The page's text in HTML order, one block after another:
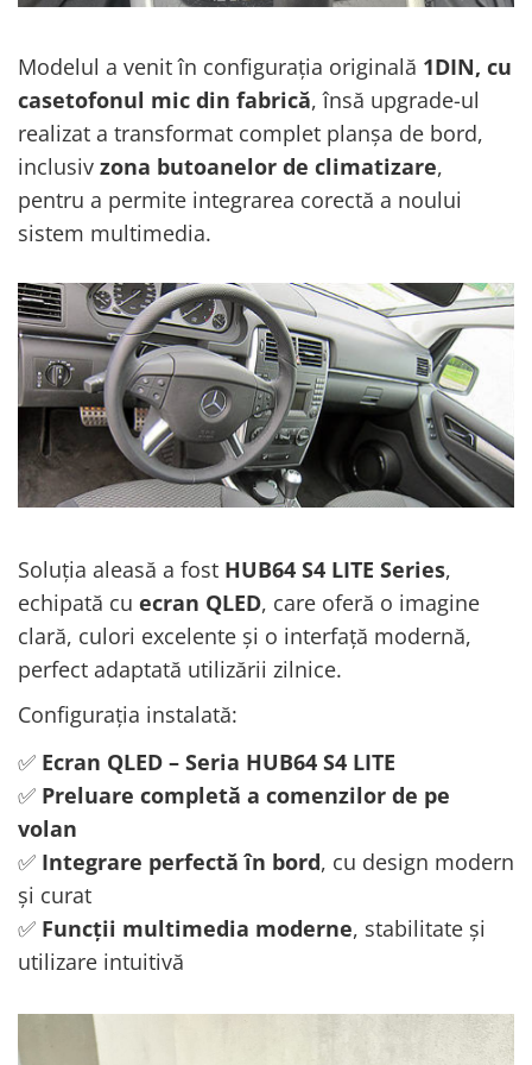
Conectică Ssangyong
Conectică Hummer
Modelul a venit în configurația originală 1DIN, cu
casetofonul mic din fabrică, însă upgrade-ul
realizat a transformat complet planșa de bord,
inclusiv zona butoanelor de climatizare,
pentru a permite integrarea corectă a noului
sistem multimedia.
Soluția aleasă a fost HUB64 S4 LITE Series,
echipată cu ecran QLED, care oferă o imagine
clară, culori excelente și o interfață modernă,
perfect adaptată utilizării zilnice.
Configurația instalată:
✅ Ecran QLED – Seria HUB64 S4 LITE
✅ Preluare completă a comenzilor de pe
volan
✅ Integrare perfectă în bord, cu design modern
și curat
✅ Funcții multimedia moderne, stabilitate și
utilizare intuitivă